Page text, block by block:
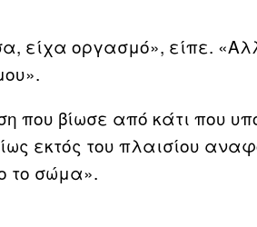
είχα οργασμό», είπε.
βίωσε από κάτι που
εκτός του πλαισίου
το σώμα».